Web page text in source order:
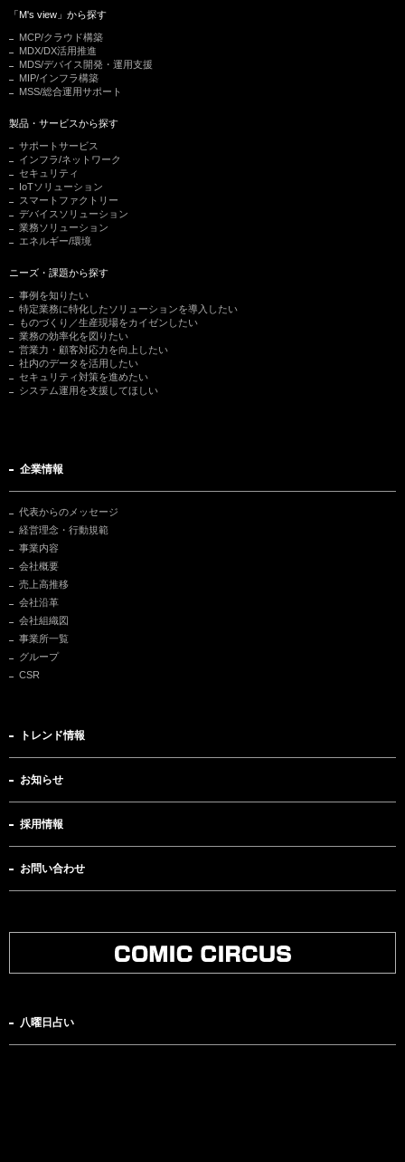
「M's view」から探す
MCP/クラウド構築
MDX/DX活用推進
MDS/デバイス開発・運用支援
MIP/インフラ構築
MSS/総合運用サポート
製品・サービスから探す
サポートサービス
インフラ/ネットワーク
セキュリティ
IoTソリューション
スマートファクトリー
デバイスソリューション
業務ソリューション
エネルギー/環境
ニーズ・課題から探す
事例を知りたい
特定業務に特化したソリューションを導入したい
ものづくり／生産現場をカイゼンしたい
業務の効率化を図りたい
営業力・顧客対応力を向上したい
社内のデータを活用したい
セキュリティ対策を進めたい
システム運用を支援してほしい
企業情報
代表からのメッセージ
経営理念・行動規範
事業内容
会社概要
売上高推移
会社沿革
会社組織図
事業所一覧
グループ
CSR
トレンド情報
お知らせ
採用情報
お問い合わせ
八曜日占い